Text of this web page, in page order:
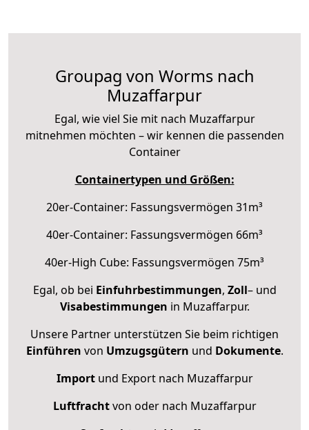
Groupag von Worms nach
Muzaffarpur
Egal, wie viel Sie mit nach Muzaffarpur
mitnehmen möchten – wir kennen die passenden
Container
Containertypen und Größen:
20er-Container: Fassungsvermögen 31m³
40er-Container: Fassungsvermögen 66m³
40er-High Cube: Fassungsvermögen 75m³
Egal, ob bei Einfuhrbestimmungen, Zoll– und
Visabestimmungen in Muzaffarpur.
Unsere Partner unterstützen Sie beim richtigen
Einführen von Umzugsgütern und Dokumente.
Importund Export nach Muzaffarpur
Luftfrachtvon oder nach Muzaffarpur